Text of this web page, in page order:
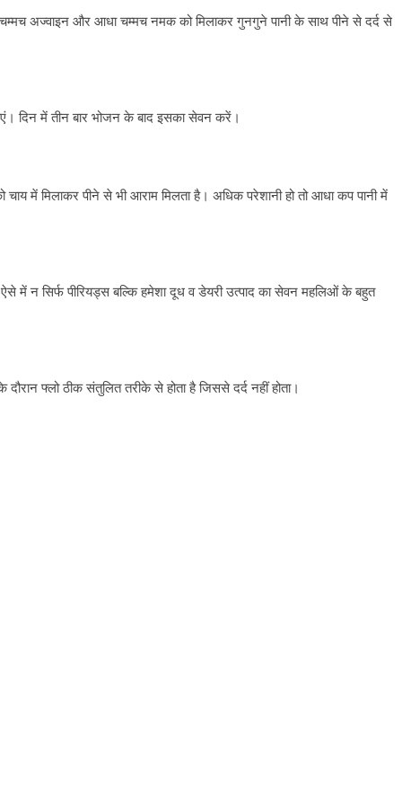
अज्वाइन और आधा चम्मच नमक को मिलाकर गुनगुने पानी के साथ पीने से दर्द से
दिन में तीन बार भोजन के बाद इसका सेवन करें।
में मिलाकर पीने से भी आराम मिलता है। अधिक परेशानी हो तो आधा कप पानी में
में न सिर्फ पीरियड्स बल्कि हमेशा दूध व डेयरी उत्पाद का सेवन महलिओं के बहुत
फ्लो ठीक संतुलित तरीके से होता है जिससे दर्द नहीं होता।